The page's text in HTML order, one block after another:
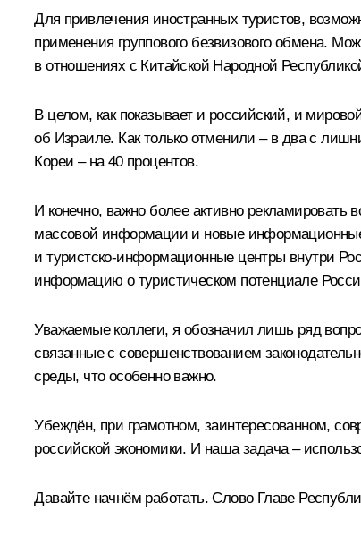
Для привлечения иностранных туристов,
применения группового безвизового обмена.
в отношениях с Китайской Народной
В целом, как показывает и российский, и
об Израиле. Как только отменили – в два с
Кореи – на 40 процентов.
И конечно, важно более активно
массовой информации и новые информационные
и туристско-информационные центры внутри
информацию о туристическом потенциале
Уважаемые коллеги, я обозначил лишь ряд
связанные с совершенствованием
среды, что особенно важно.
Убеждён, при грамотном, заинтересованном,
российской экономики. И наша задача –
Давайте начнём работать. Слово Главе